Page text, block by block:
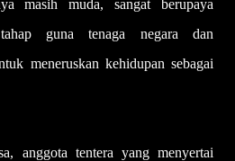
masih muda, sangat berupaya
guna tenaga negara dan
meneruskan kehidupan sebagai
anggota tentera yang menyertai